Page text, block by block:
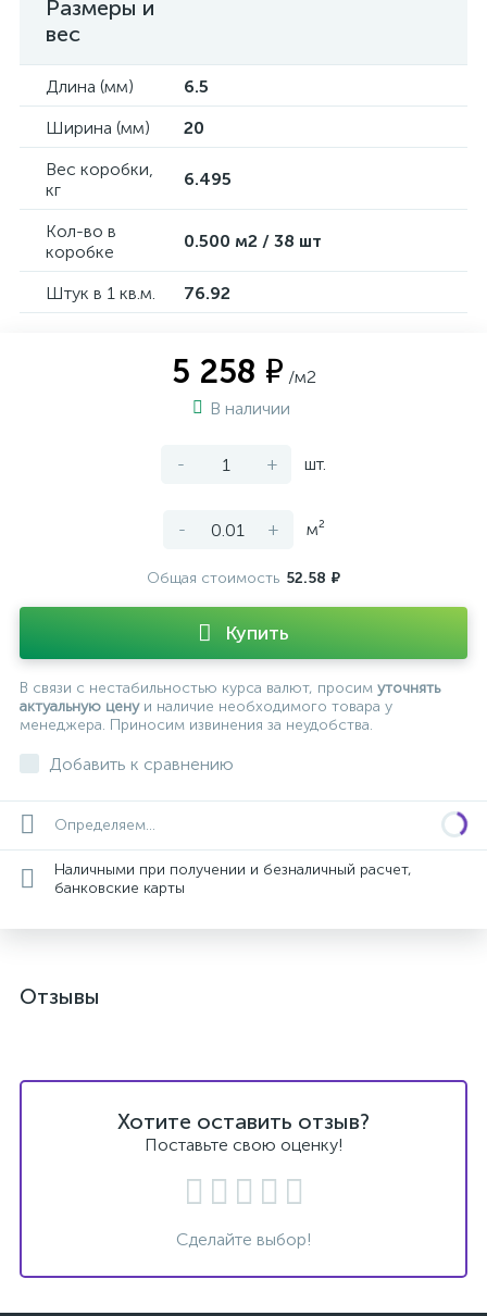
Размеры и
вес
Длина (мм)
6.5
Ширина (мм)
20
Вес коробки,
кг
6.495
Кол-во в
коробке
0.500 м2 / 38 шт
Штук в 1 кв.м. 76.92
5 258 ₽ /м2
В наличии
- + шт.
- + м²
Общая стоимость 52.58 ₽
Купить
В связи с нестабильностью курса валют, просим уточнять
актуальную ценуи наличие необходимого товара у
менеджера. Приносим извинения за неудобства.
Добавить к сравнению
Определяем...
Наличными при получении и безналичный расчет,
банковские карты
Отзывы
Хотите оставить отзыв?
Поставьте свою оценку!
Сделайте выбор!